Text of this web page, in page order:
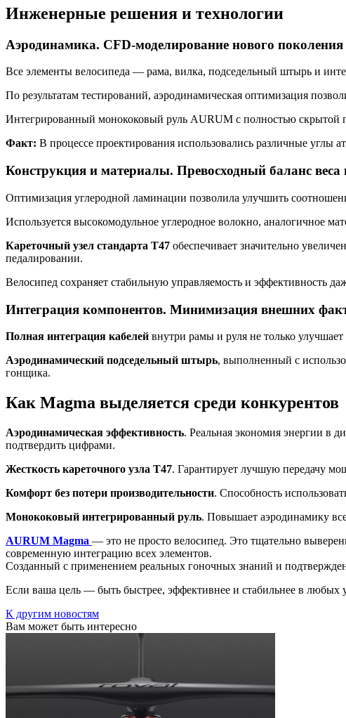
Инженерные решения и технологии
Аэродинамика. CFD-моделирование нового поколения
Все элементы велосипеда — рама, вилка, подседельный штырь и
По результатам тестирований, аэродинамическая оптимизация
Интегрированный монококовый руль AURUM с полностью скрытой
Факт: В процессе проектирования использовались различные углы
Конструкция и материалы. Превосходный баланс веса
Оптимизация углеродной ламинации позволила улучшить
Используется высокомодульное углеродное волокно, аналогичное
Кареточный узел стандарта T47 обеспечивает значительно
педалировании.
Велосипед сохраняет стабильную управляемость и эффективность
Интеграция компонентов. Минимизация внешних
Полная интеграция кабелей внутри рамы и руля не только
Аэродинамический подседельный штырь, выполненный с
гонщика.
Как Magma выделяется среди конкурентов
Аэродинамическая эффективность. Реальная экономия энергии в
подтвердить цифрами.
Жесткость кареточного узла T47. Гарантирует лучшую передачу
Комфорт без потери производительности. Способность
Монококовый интегрированный руль. Повышает аэродинамику
AURUM Magma — это не просто велосипед. Это тщательно
современную интеграцию всех элементов.
Созданный с применением реальных гоночных знаний и
Если ваша цель — быть быстрее, эффективнее и стабильнее в любых
К другим новостям
Вам может быть интересно